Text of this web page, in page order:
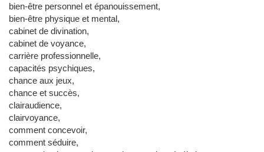
bien-être personnel et épanouissement,
bien-être physique et mental,
cabinet de divination,
cabinet de voyance,
carrière professionnelle,
capacités psychiques,
chance aux jeux,
chance et succès,
clairaudience,
clairvoyance,
comment concevoir,
comment séduire,